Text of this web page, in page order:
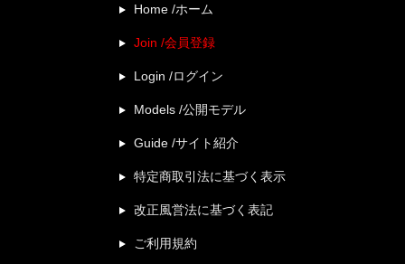
Home /ホーム
Join /会員登録
Login /ログイン
Models /公開モデル
Guide /サイト紹介
特定商取引法に基づく表示
改正風営法に基づく表記
ご利用規約